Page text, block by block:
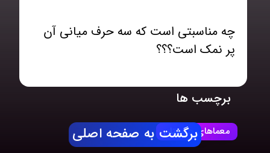
چه مناسبتی است که سه حرف میانی آن
پر نمک است؟؟؟
برچسب ها
معماهای چیستانبرگشت به صفحه اصلی